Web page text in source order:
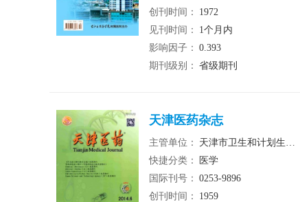
创刊时间：
1972
见刊时间：
1个月内
影响因子： 0.393
期刊级别： 省级期刊
天津医药杂志
主管单位： 天津市卫生和计划生育委员会
快捷分类：
医学
国际刊号： 0253-9896
创刊时间：
1959